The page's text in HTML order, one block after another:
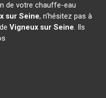
de votre chauffe-eau
sur Seine, n'hésitez pas à
Vigneux sur Seine. Ils